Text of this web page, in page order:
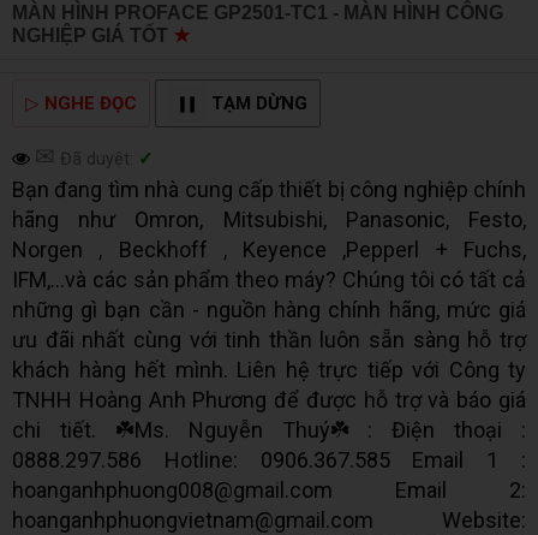
MÀN HÌNH PROFACE GP2501-TC1 - MÀN HÌNH CÔNG
NGHIỆP GIÁ TỐT ★
▷ NGHE ĐỌC TẠM DỪNG
✉ Đã duyệt: ✓
Bạn đang tìm nhà cung cấp thiết bị công nghiệp chính
hãng như Omron, Mitsubishi, Panasonic, Festo,
Norgen , Beckhoff , Keyence ,Pepperl + Fuchs,
IFM,...và các sản phẩm theo máy? Chúng tôi có tất cả
những gì bạn cần - nguồn hàng chính hãng, mức giá
ưu đãi nhất cùng với tinh thần luôn sẵn sàng hỗ trợ
khách hàng hết mình. Liên hệ trực tiếp với Công ty
TNHH Hoàng Anh Phương để được hỗ trợ và báo giá
chi tiết. ☘️Ms. Nguyễn Thuý☘️ : Điện thoại :
0888.297.586 Hotline: 0906.367.585 Email 1 :
hoanganhphuong008@gmail.com Email 2:
hoanganhphuongvietnam@gmail.com Website: